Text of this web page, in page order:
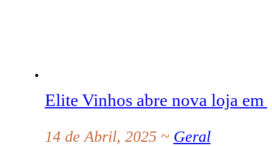
Elite Vinhos abre nova loja em
14 de Abril, 2025 ~ Geral